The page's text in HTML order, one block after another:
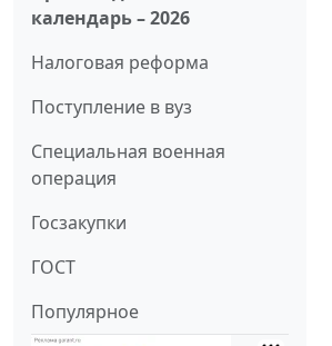
календарь – 2026
Налоговая реформа
Поступление в вуз
Специальная военная
операция
Госзакупки
ГОСТ
Популярное